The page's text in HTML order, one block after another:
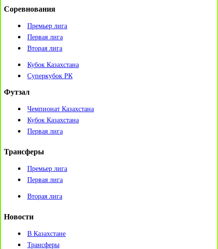
Соревнования
Премьер лига
Первая лига
Вторая лига
Кубок Казахстана
Суперкубок РК
Футзал
Чемпионат Казахстана
Кубок Казахстана
Первая лига
Трансферы
Премьер лига
Первая лига
Вторая лига
Новости
В Казахстане
Трансферы